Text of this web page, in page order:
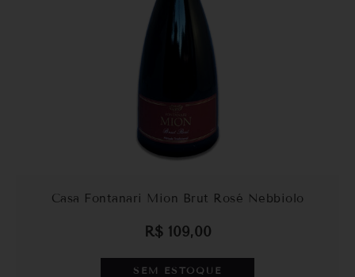
Casa Fontanari Mion Brut Rosé Nebbiolo
R$109,00
SEM ESTOQUE